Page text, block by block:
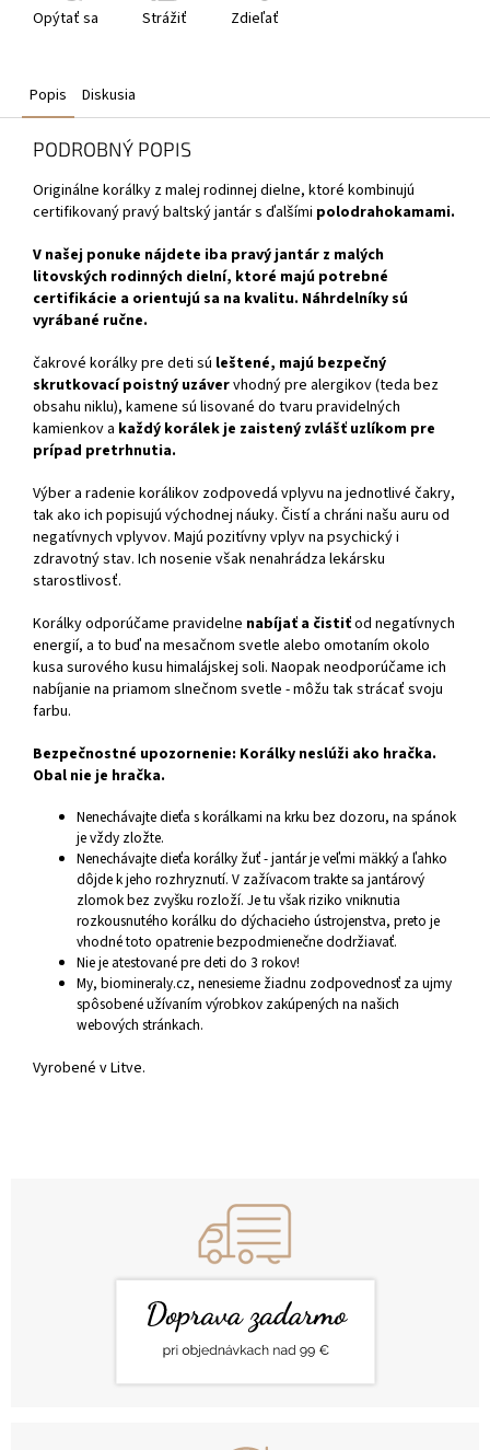
Opýtať sa Strážiť Zdieľať
Popis Diskusia
PODROBNÝ POPIS
Originálne korálky z malej rodinnej dielne, ktoré kombinujú
certifikovaný pravý baltský jantár s ďalšími polodrahokamami.
V našej ponuke nájdete iba pravý jantár z malých
litovských rodinných dielní, ktoré majú potrebné
certifikácie a orientujú sa na kvalitu. Náhrdelníky sú
vyrábané ručne.
čakrové korálkypre deti sú leštené, majú bezpečný
skrutkovací poistný uzávervhodný pre alergikov (teda bez
obsahu niklu), kamene sú lisované do tvaru pravidelných
kamienkov a každý korálek je zaistený zvlášť uzlíkom pre
prípad pretrhnutia.
Výber a radenie korálikov zodpovedá vplyvu na jednotlivé čakry,
tak ako ich popisujú východnej náuky. Čistí a chráni našu auru od
negatívnych vplyvov. Majú pozitívny vplyv na psychický i
zdravotný stav. Ich nosenie však nenahrádza lekársku
starostlivosť.
Korálky odporúčame pravidelne nabíjať a čistiťod negatívnych
energií, a to buď na mesačnom svetle alebo omotaním okolo
kusa surového kusu himalájskej soli. Naopak neodporúčame ich
nabíjanie na priamom slnečnom svetle - môžu tak strácať svoju
farbu.
Bezpečnostné upozornenie: Korálky neslúži ako hračka.
Obal nie je hračka.
Nenechávajte dieťa s korálkami na krku bez dozoru, na spánok
je vždy zložte.
Nenechávajte dieťa korálky žuť - jantár je veľmi mäkký a ľahko
dôjde k jeho rozhryznutí. V zažívacom trakte sa jantárový
zlomok bez zvyšku rozloží. Je tu však riziko vniknutia
rozkousnutého korálku do dýchacieho ústrojenstva, preto je
vhodné toto opatrenie bezpodmienečne dodržiavať.
Nie je atestované pre deti do 3 rokov!
My, biomineraly.cz, nenesieme žiadnu zodpovednosť za ujmy
spôsobené užívaním výrobkov zakúpených na našich
webových stránkach.
Vyrobené v Litve.